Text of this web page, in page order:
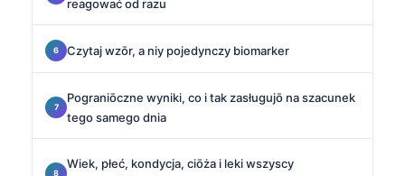
reagować od razu
Czytaj wzōr, a niy pojedynczy biomarker
Pograniōczne wyniki, co i tak zasługujō na szacunek
tego samego dnia
Wiek, płeć, kondycja, ciōża i leki wszyscy